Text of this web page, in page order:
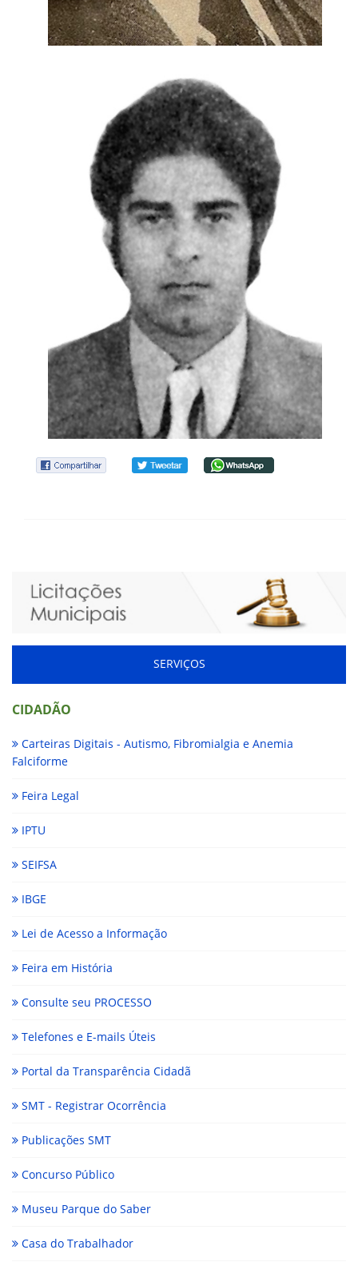
SERVIÇOS
CIDADÃO
Carteiras Digitais - Autismo, Fibromialgia e Anemia
Falciforme
Feira Legal
IPTU
SEIFSA
IBGE
Lei de Acesso a Informação
Feira em História
Consulte seu PROCESSO
Telefones e E-mails Úteis
Portal da Transparência Cidadã
SMT - Registrar Ocorrência
Publicações SMT
Concurso Público
Museu Parque do Saber
Casa do Trabalhador